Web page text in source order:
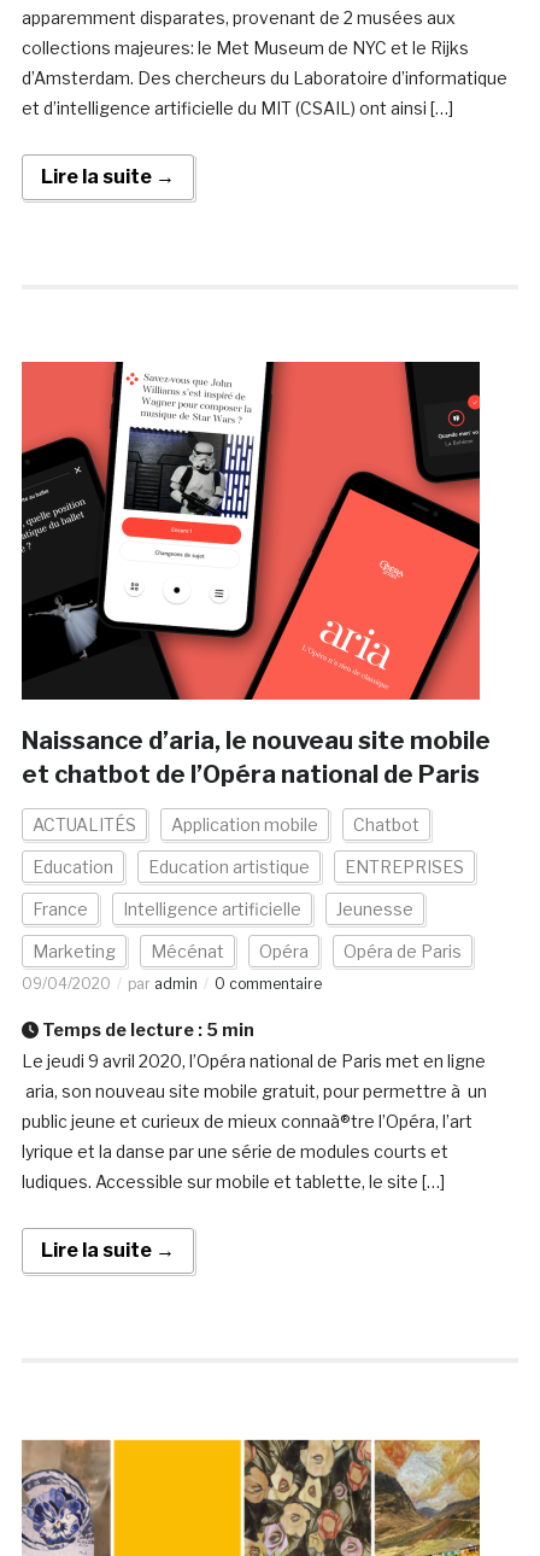
apparemment disparates, provenant de 2 musées aux
collections majeures: le Met Museum de NYC et le Rijks
d’Amsterdam. Des chercheurs du Laboratoire d’informatique
et d’intelligence artificielle du MIT (CSAIL) ont ainsi […]
Lire la suite →
Naissance d’aria, le nouveau site mobile
et chatbot de l’Opéra national de Paris
ACTUALITÉS Application mobile Chatbot
Education Education artistique ENTREPRISES
France Intelligence artificielle Jeunesse
Marketing Mécénat Opéra Opéra de Paris
09/04/2020 par admin 0 commentaire
Temps de lecture : 5 min
Le jeudi 9 avril 2020, l’Opéra national de Paris met en ligne
aria, son nouveau site mobile gratuit, pour permettre à un
public jeune et curieux de mieux connaà®tre l’Opéra, l’art
lyrique et la danse par une série de modules courts et
ludiques. Accessible sur mobile et tablette, le site […]
Lire la suite →